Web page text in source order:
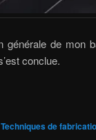
générale de mon
conclue.
Techniques de